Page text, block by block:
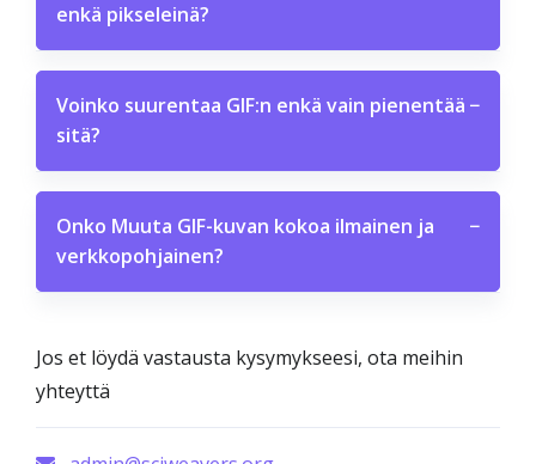
enkä pikseleinä?
Voinko suurentaa GIF:n enkä vain pienentää
sitä?
−
Onko Muuta GIF-kuvan kokoa ilmainen ja
verkkopohjainen?
−
Jos et löydä vastausta kysymykseesi, ota meihin
yhteyttä